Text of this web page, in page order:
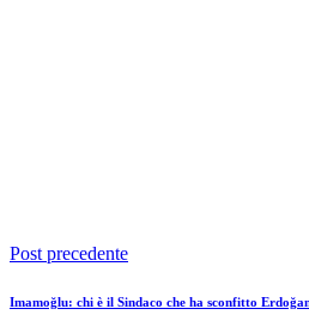
Post precedente
Imamoğlu: chi è il Sindaco che ha sconfitto